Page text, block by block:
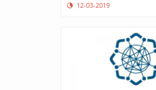
12-03-2019